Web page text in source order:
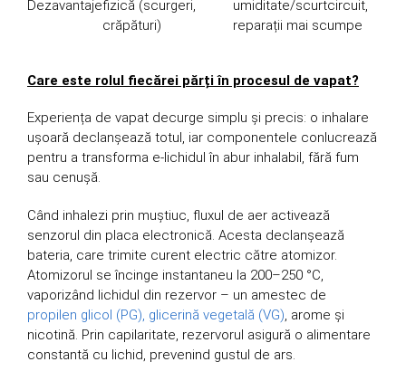
Dezavantajefizică (scurgeri,
crăpături)
umiditate/scurtcircuit,
reparații mai scumpe
Care este rolul fiecărei părți în procesul de vapat?
Experiența de vapat decurge simplu și precis: o inhalare
ușoară declanșează totul, iar componentele conlucrează
pentru a transforma e-lichidul în abur inhalabil, fără fum
sau cenușă.
Când inhalezi prin muștiuc, fluxul de aer activează
senzorul din placa electronică. Acesta declanșează
bateria, care trimite curent electric către atomizor.
Atomizorul se încinge instantaneu la 200–250 °C,
vaporizând lichidul din rezervor – un amestec de
propilen glicol (PG), glicerină vegetală (VG), arome și
nicotină. Prin capilaritate, rezervorul asigură o alimentare
constantă cu lichid, prevenind gustul de ars.